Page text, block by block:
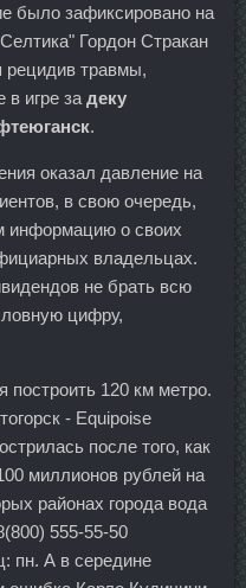
было зафиксировано на
Гордон Стракан
рецидив травмы,
в игре задеку
.
оказал давление на
в свою очередь,
информацию о своих
владельцах.
не брать всю
цифру,
построить 120 км метро.
- Equipoise
после того, как
миллионов рублей на
районах города вода
555-55-50
пн. А в середине